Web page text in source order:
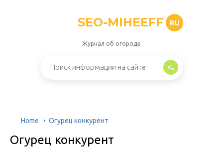
SEO-MIHEEFF RU
Журнал об огороде
Home Огурец конкурент
Огурец конкурент